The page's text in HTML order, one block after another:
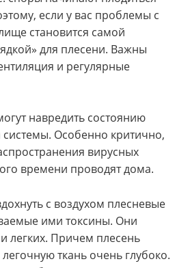
если у вас проблемы с
становится самой
для плесени. Важны
и регулярные
навредить состоянию
Особенно критично,
вирусных
времени проводят дома.
с воздухом плесневые
ими токсины. Они
легких. Причем плесень
ткань очень глубоко.